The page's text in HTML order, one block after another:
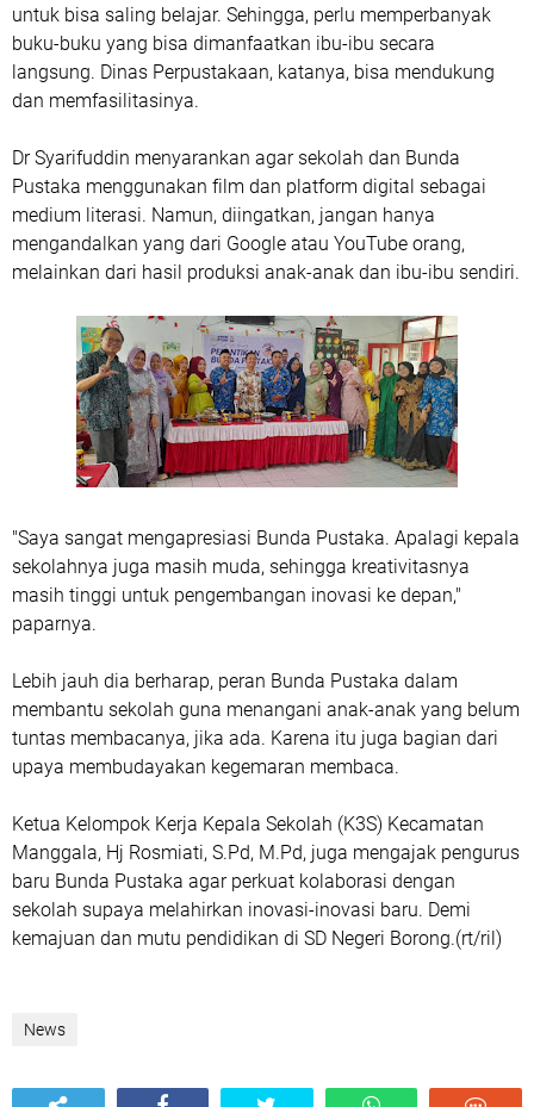
untuk bisa saling belajar. Sehingga, perlu memperbanyak
buku-buku yang bisa dimanfaatkan ibu-ibu secara
langsung. Dinas Perpustakaan, katanya, bisa mendukung
dan memfasilitasinya.
Dr Syarifuddin menyarankan agar sekolah dan Bunda
Pustaka menggunakan film dan platform digital sebagai
medium literasi. Namun, diingatkan, jangan hanya
mengandalkan yang dari Google atau YouTube orang,
melainkan dari hasil produksi anak-anak dan ibu-ibu sendiri.
"Saya sangat mengapresiasi Bunda Pustaka. Apalagi kepala
sekolahnya juga masih muda, sehingga kreativitasnya
masih tinggi untuk pengembangan inovasi ke depan,"
paparnya.
Lebih jauh dia berharap, peran Bunda Pustaka dalam
membantu sekolah guna menangani anak-anak yang belum
tuntas membacanya, jika ada. Karena itu juga bagian dari
upaya membudayakan kegemaran membaca.
Ketua Kelompok Kerja Kepala Sekolah (K3S) Kecamatan
Manggala, Hj Rosmiati, S.Pd, M.Pd, juga mengajak pengurus
baru Bunda Pustaka agar perkuat kolaborasi dengan
sekolah supaya melahirkan inovasi-inovasi baru. Demi
kemajuan dan mutu pendidikan di SD Negeri Borong.(rt/ril)
News